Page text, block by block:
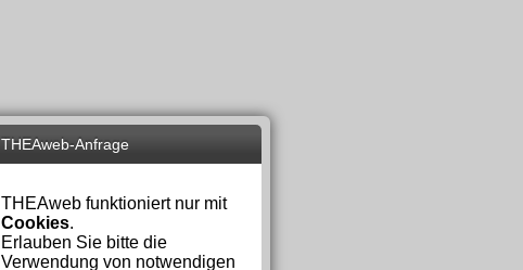
THEAweb-Anfrage
THEAweb funktioniert nur mit
Cookies.
Erlauben Sie bitte die
Verwendung von notwendigen